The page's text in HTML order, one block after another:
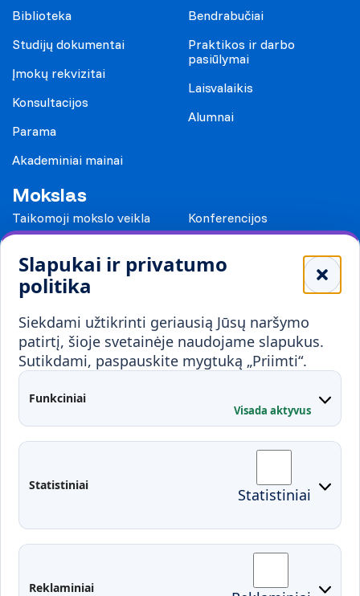
Slapukai ir privatumo
politika
Siekdami užtikrinti geriausią Jūsų naršymo
patirtį, šioje svetainėje naudojame slapukus.
Sutikdami, paspauskite mygtuką „Priimti“.
Funkciniai
Visada aktyvus
Statistiniai Statistiniai
Reklaminiai
Biblioteka
Studijų dokumentai
Įmokų rekvizitai
Konsultacijos
Parama
Akademiniai mainai
Bendrabučiai
Praktikos ir darbo
pasiūlymai
Laisvalaikis
Alumnai
Mokslas
Taikomoji mokslo veikla
Konferencijos
Mokykloms
Visuomenei ir verslui
Mokymai ir konsultavimas
Partnerystės
Karjera
Kontaktai
Administracija
Fakultetai
Studentų atstovybė
Moodle
EDINA
Pasirengimas ekstremaliai